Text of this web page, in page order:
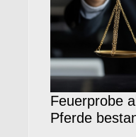
Feuerprobe
Pferde